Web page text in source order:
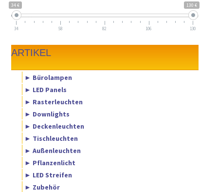
34 € 130 €
34 58 82 106 130
ARTIKEL
► Bürolampen
► LED Panels
► Rasterleuchten
► Downlights
► Deckenleuchten
► Tischleuchten
► Außenleuchten
► Pflanzenlicht
► LED Streifen
► Zubehör